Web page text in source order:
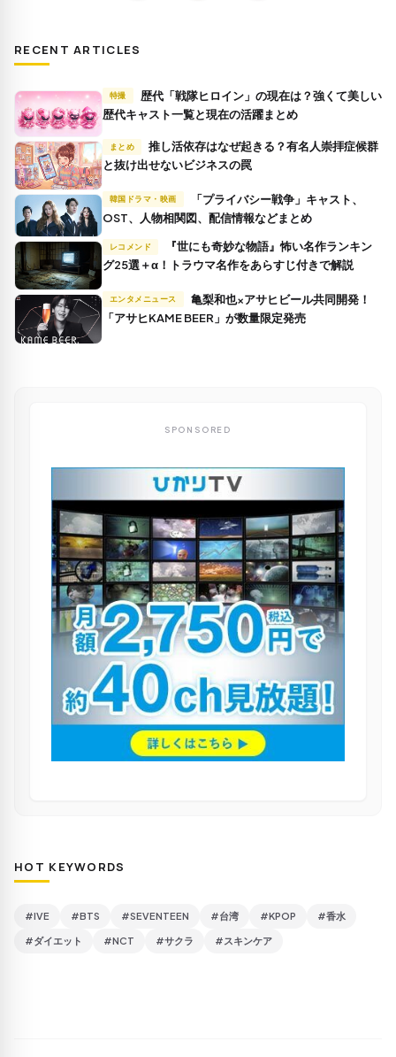
RECENT ARTICLES
特撮
歴代キャスト一覧と現在の活躍まとめ
まとめ
推し活依存はなぜ起きる？有名人崇拝症候群
と抜け出せないビジネスの罠
韓国ドラマ・映画
OST、人物相関図、配信情報などまとめ
レコメンド
グ25選＋α！トラウマ名作をあらすじ付きで解説
エンタメニュース
「アサヒKAME BEER」が数量限定発売
SPONSORED
HOT KEYWORDS
#IVE #BTS #SEVENTEEN #台湾 #KPOP #香水
#ダイエット #NCT #サクラ #スキンケア